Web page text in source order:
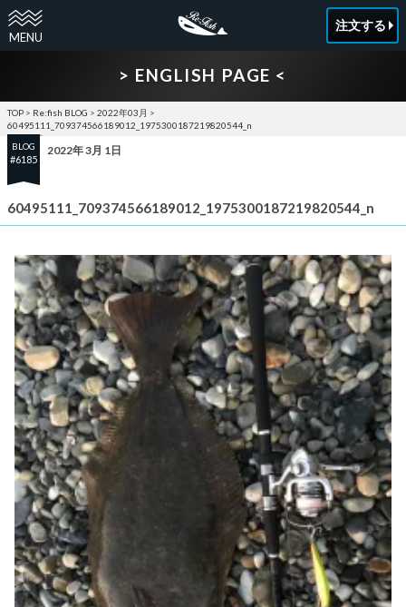
注文する
> ENGLISH PAGE <
TOP > Re:fish BLOG > 2022年03月 >
60495111_709374566189012_1975300187219820544_n
BLOG
#6185
2022年 3月 1日
60495111_709374566189012_1975300187219820544_n